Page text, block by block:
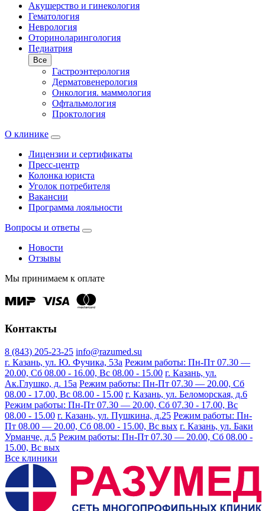
Акушерство и гинекология
Гематология
Неврология
Оториноларингология
Педиатрия
Все
Гастроэнтерология
Дерматовенерология
Онкология. маммология
Офтальмология
Проктология
О клинике
Лицензии и сертификаты
Пресс-центр
Колонка юриста
Уголок потребителя
Вакансии
Программа лояльности
Вопросы и ответы
Новости
Отзывы
Мы принимаем к оплате
Контакты
8 (843) 205-23-25 info@razumed.su
г. Казань, ул. Ю. Фучика, 53а Режим работы: Пн-Пт 07.30 —
20.00, Сб 08.00 - 16.00, Вс 08.00 - 15.00 г. Казань, ул.
Ак.Глушко, д. 15а Режим работы: Пн-Пт 07.30 — 20.00, Сб
08.00 - 17.00, Вс 08.00 - 15.00 г. Казань, ул. Беломорская, д.6
Режим работы: Пн-Пт 07.30 — 20.00, Сб 07.30 - 17.00, Вс
08.00 - 15.00 г. Казань, ул. Пушкина, д.25 Режим работы: Пн-
Пт 08.00 — 20.00, Сб 08.00 - 15.00, Вс вых г. Казань, ул. Баки
Урманче, д.5 Режим работы: Пн-Пт 07.30 — 20.00, Сб 08.00 -
15.00, Вс вых
Все клиники